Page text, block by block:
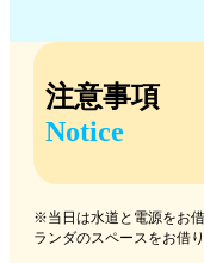
注意事項
Notice
※当日は水道と電源をお
ランダのスペースをお借